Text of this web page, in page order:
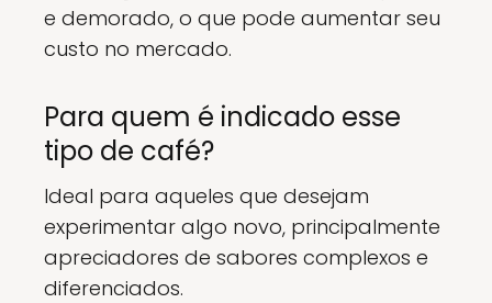
e demorado, o que pode aumentar seu
custo no mercado.
Para quem é indicado esse
tipo de café?
Ideal para aqueles que desejam
experimentar algo novo, principalmente
apreciadores de sabores complexos e
diferenciados.